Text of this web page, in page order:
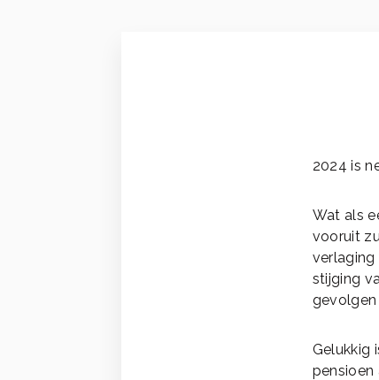
2024 is
Wat als
vooruit
verlaging
stijging
gevolgen
Gelukkig
pensioen